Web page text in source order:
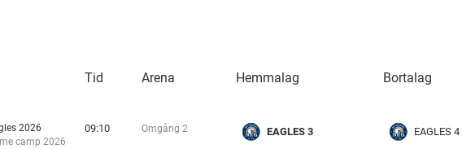
Tid Arena Hemmalag Bortalag
2026
camp 2026
09:10 Omgång 2 EAGLES 3 EAGLES 4